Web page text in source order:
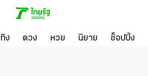
ง ดวง หวย นิยาย ช็อปปิ้ง